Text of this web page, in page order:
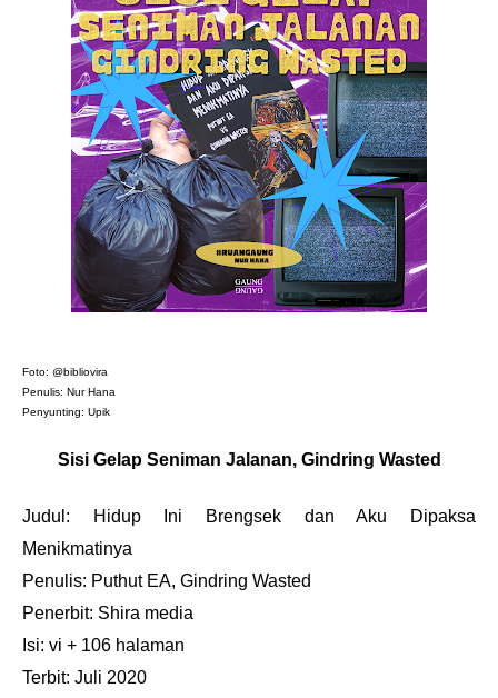
Foto: @bibliovira
Penulis: Nur Hana
Penyunting: Upik
Sisi Gelap Seniman Jalanan, Gindring Wasted
Judul: Hidup Ini Brengsek dan Aku Dipaksa
Menikmatinya
Penulis: Puthut EA, Gindring Wasted
Penerbit: Shira media
Isi: vi + 106 halaman
Terbit: Juli 2020